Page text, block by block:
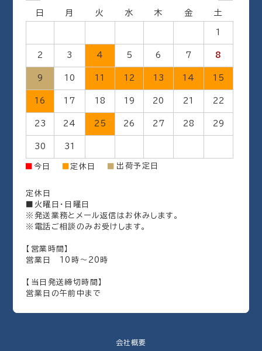
日 月 火 水 木 金 土
2 3 4 5 6 7 8
9 10 12 13 14 15
16 17 18 19 20 21 22
23 24 25 26 27 28 29
30 31
今日 定休日 出荷予定日
定休日
■火曜日・日曜日
※発送業務とメール返信はお休みします。
※電話ご相談のみお受けします。
【営業時間】
営業日 10時～20時
【当日発送締切時間】
営業日の午前中まで
会社概要